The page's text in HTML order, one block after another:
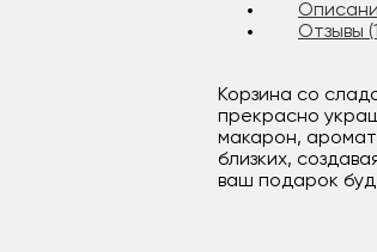
Отзывы
Корзина со
прекрасно
макарон,
близких,
ваш подарок